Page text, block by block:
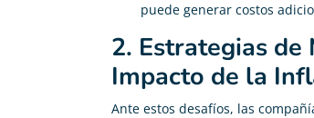
puede generar costos
2. Estrategias
Impacto de la
Ante estos desafíos, las